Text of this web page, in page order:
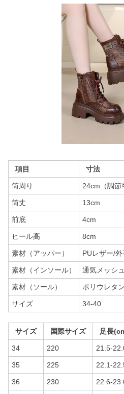
項目 寸法
筒周り 24cm（調節
筒丈 13cm
前底 4cm
ヒール高 8cm
素材（アッパー） PUレザー/外
素材（インソール） 通気メッシ
素材（ソール） ポリウレタ
サイズ 34-40
サイズ 国際サイズ 足長
34 220 21.5-
35 225 22.1-
36 230 22.6-